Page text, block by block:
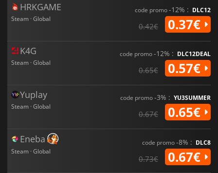
HRKGAME
Steam · Global
code promo-12% : DLC12
0.42€ 0.37€
K4G
Steam · Global
code promo-12% : DLC12DEAL
0.65€ 0.57€
Yuplay
Steam · Global
code promo-3% : YU3SUMMER
0.67€ 0.65€
Eneba
Steam · Global
code promo-8% : DLC8
0.73€ 0.67€